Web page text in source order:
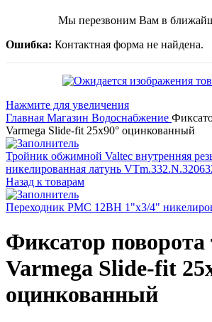
Мы перезвоним Вам в
Ошибка: Контактная форма не найдена.
Нажмите для увеличения
Главная Магазин Водоснабжение
Varmega Slide-fit 25х90° оцинкованный
Тройник обжимной Valtec внутренняя
никелированная латунь
Назад к товарам
Переходник РМС 12BH 1"x3/4"
Фиксатор
Varmega Slide-fit
оцинкованный